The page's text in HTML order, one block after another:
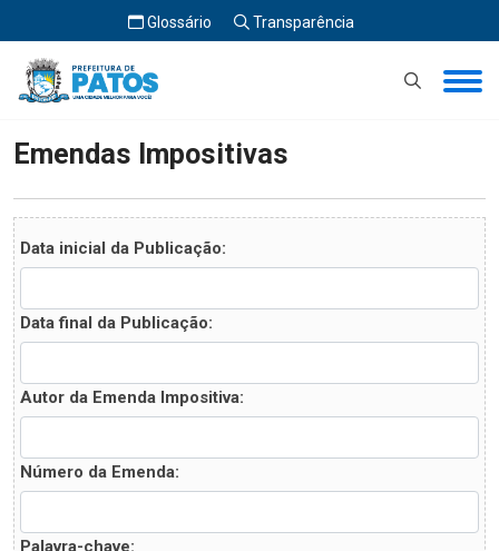
Glossário Transparência
Início Emendas Impositivas
Emendas Impositivas
Data inicial da Publicação:
Data final da Publicação:
Autor da Emenda Impositiva:
Número da Emenda:
Palavra-chave: